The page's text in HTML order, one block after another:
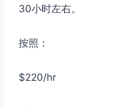
30小时左右。
按照：
$220/hr